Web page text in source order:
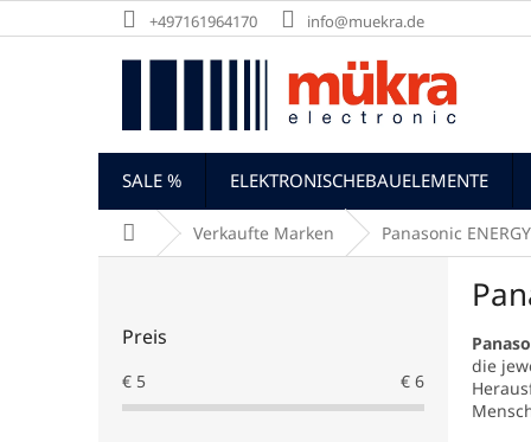
Inhalt
+497161964170 info@muekra.de
SALE % ELEKTRONISCHEBAUELEMENTE
StartseiteVerkaufte Marken Panasonic ENERGY
Preis
€ 5 € 6
die